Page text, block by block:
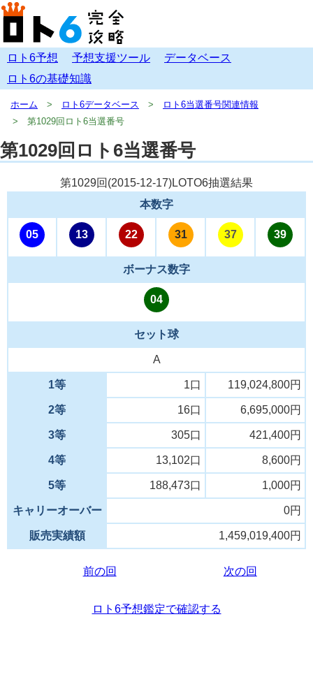
ロト6予想 予想支援ツール
データベース
ロト6の基礎知識
ホーム ロト6データベース
ロト6当選番号関連情報
第1029回ロト6当選番号
第1029回ロト6当選番号
第1029回(2015-12-17)LOTO6抽選結果
本数字
05 13 22 31 37 39
ボーナス数字
04
セット球
A
1等 1口 119,024,800円
2等 16口 6,695,000円
3等 305口 421,400円
4等 13,102口 8,600円
5等 188,473口 1,000円
キャリーオーバー 0円
販売実績額 1,459,019,400円
前の回 次の回
ロト6予想鑑定で確認する